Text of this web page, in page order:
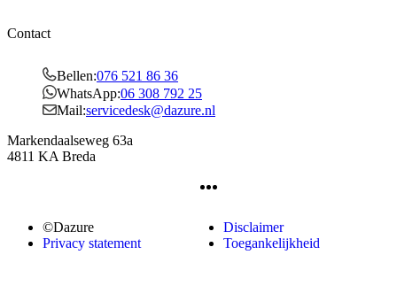
Contact
Bellen:076 521 86 36
WhatsApp:06 308 792 25
Mail:servicedesk@dazure.nl
Markendaalseweg 63a
4811 KA Breda
©Dazure
Disclaimer
Privacy statement
Toegankelijkheid